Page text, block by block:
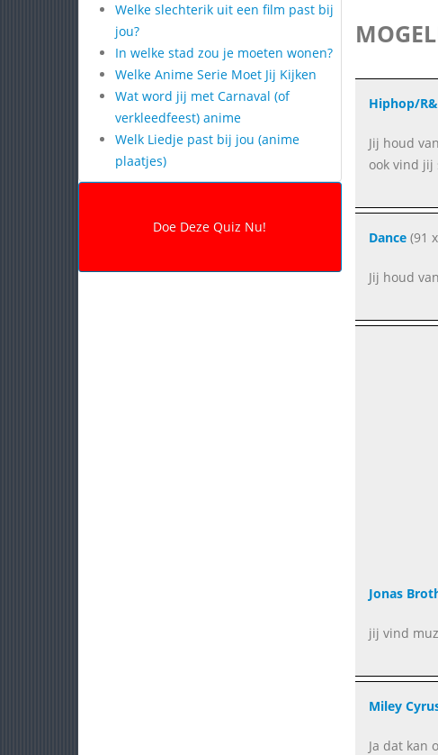
Welke slechterik uit een film past bij
jou?
In welke stad zou je moeten wonen?
Welke Anime Serie Moet Jij Kijken
Wat word jij met Carnaval (of
verkleedfeest) anime
Welk Liedje past bij jou (anime
plaatjes)
Hiphop/
Jij houd
ook vind jij
Dance(91
Jij houd
Jonas
jij vind
Miley
Ja dat kan